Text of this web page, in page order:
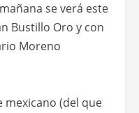
se verá este
Bustillo Oro y con
Moreno
(del que